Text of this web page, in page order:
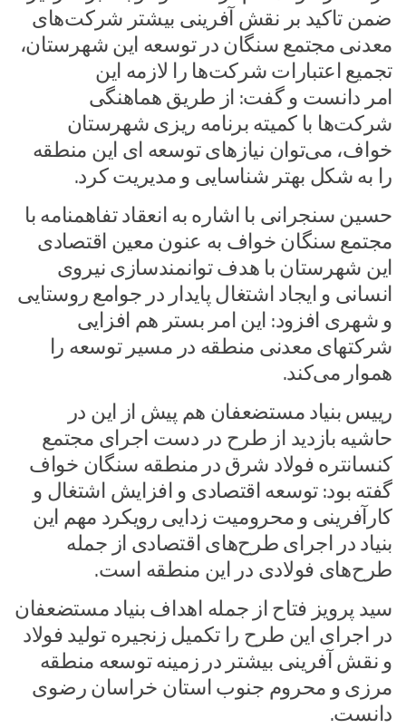
ضمن تاکید بر نقش آفرینی بیشتر شرکت‌های
معدنی مجتمع سنگان در توسعه این شهرستان،
تجمیع اعتبارات شرکت‌ها را لازمه این
امر دانست و گفت: از طریق هماهنگی
شرکت‌ها با کمیته برنامه ریزی شهرستان
خواف، می‌توان نیازهای توسعه ای این منطقه
را به شکل بهتر شناسایی و مدیریت کرد.
حسین سنجرانی با اشاره به انعقاد تفاهمنامه با
مجتمع سنگان خواف به عنون معین اقتصادی
این شهرستان با هدف توانمندسازی نیروی
انسانی و ایجاد اشتغال پایدار در جوامع روستایی
و شهری افزود: این امر بستر هم افزایی
شرکتهای معدنی منطقه در مسیر توسعه را
هموار می‌کند.
رییس بنیاد مستضعفان هم پیش از این در
حاشیه بازدید از طرح در دست اجرای مجتمع
کنسانتره فولاد شرق در منطقه سنگان خواف
گفته بود: توسعه اقتصادی و افزایش اشتغال و
کارآفرینی و محرومیت زدایی رویکرد مهم این
بنیاد در اجرای طرح‌های اقتصادی از جمله
طرح‌های فولادی در این منطقه است.
سید پرویز فتاح از جمله اهداف بنیاد مستضعفان
در اجرای این طرح را تکمیل زنجیره تولید فولاد
و نقش آفرینی بیشتر در زمینه توسعه منطقه
مرزی و محروم جنوب استان خراسان رضوی
دانست.